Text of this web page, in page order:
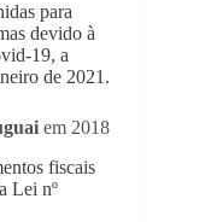
para
devido à
19, a
de 2021.
em 2018
fiscais
Lei nº